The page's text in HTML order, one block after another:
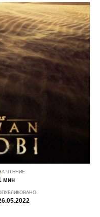
ЧТЕНИЕ
мин